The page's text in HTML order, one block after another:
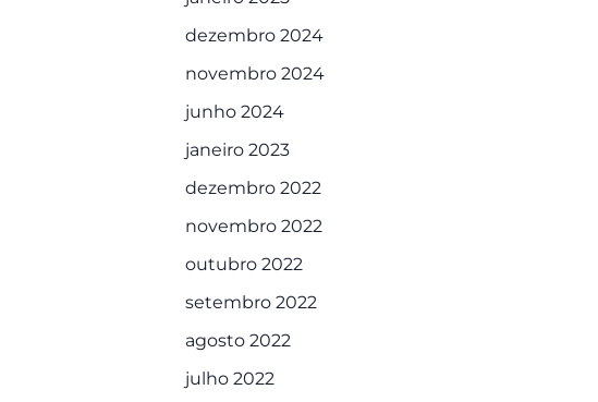
dezembro 2024
novembro 2024
junho 2024
janeiro 2023
dezembro 2022
novembro 2022
outubro 2022
setembro 2022
agosto 2022
julho 2022